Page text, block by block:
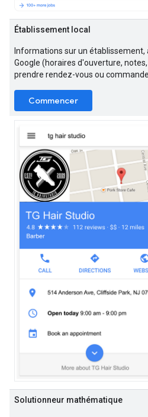
Établissement local
Informations sur un établissement,
Google (horaires d'ouverture,
prendre rendez-vous ou
Commencer
Solutionneur mathématique